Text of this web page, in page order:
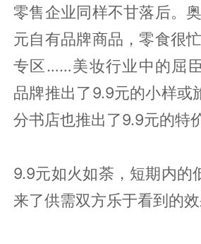
零售企业同样不甘落后。
元自有品牌商品，零食很
专区……美妆行业中的屈
品牌推出了9.9元的小样或
分书店也推出了9.9元的特
9.9元如火如荼，短期内的
来了供需双方乐于看到的效